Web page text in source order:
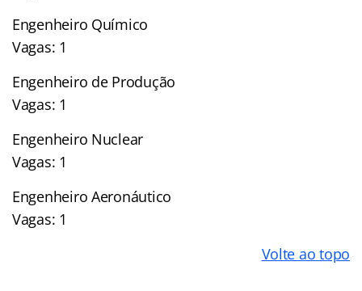
Engenheiro Químico
Vagas: 1
Engenheiro de Produção
Vagas: 1
Engenheiro Nuclear
Vagas: 1
Engenheiro Aeronáutico
Vagas: 1
Volte ao topo